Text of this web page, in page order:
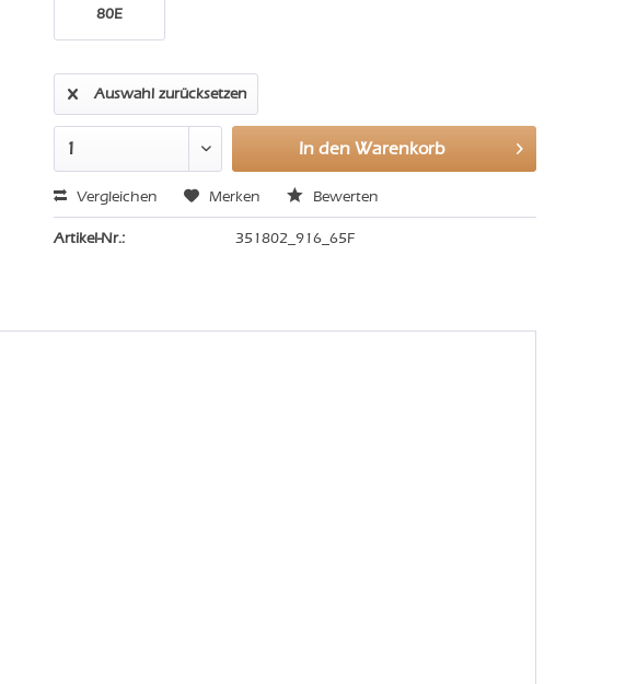
80E
Auswahl zurücksetzen
In den Warenkorb
Vergleichen Merken Bewerten
Artikel-Nr.: 351802_916_65F